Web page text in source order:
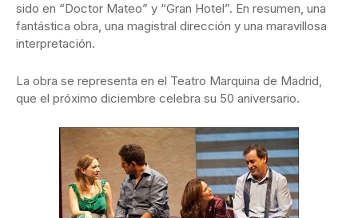
sido en “Doctor Mateo” y “Gran Hotel”. En resumen, una
fantástica obra, una magistral dirección y una maravillosa
interpretación.
La obra se representa en el Teatro Marquina de Madrid,
que el próximo diciembre celebra su 50 aniversario.